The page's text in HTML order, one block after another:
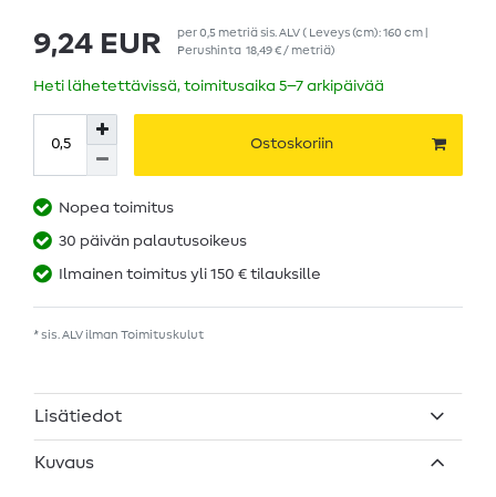
9,24 EUR per0,5 metriäsis. ALV( Leveys (cm): 160 cm |
Perushinta 18,49 € / metriä)
Heti lähetettävissä, toimitusaika 5–7 arkipäivää
Ostoskoriin
Nopea toimitus
30 päivän palautusoikeus
Ilmainen toimitus yli 150 € tilauksille
* sis. ALV ilman Toimituskulut
Lisätiedot
Kuvaus